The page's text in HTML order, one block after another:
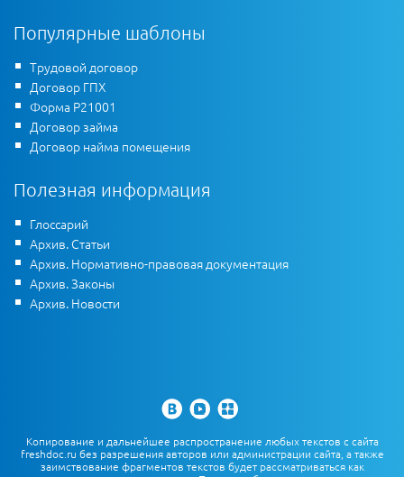
Популярные шаблоны
Трудовой договор
Договор ГПХ
Форма Р21001
Договор займа
Договор найма помещения
Полезная информация
Глоссарий
Архив. Статьи
Архив. Нормативно-правовая документация
Архив. Законы
Архив. Новости
Копирование и дальнейшее распространение любых текстов с сайта
freshdoc.ru без разрешения авторов или администрации сайта, а также
заимствование фрагментов текстов будет рассматриваться как